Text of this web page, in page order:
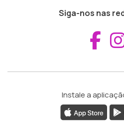
Siga-nos nas
Instale a